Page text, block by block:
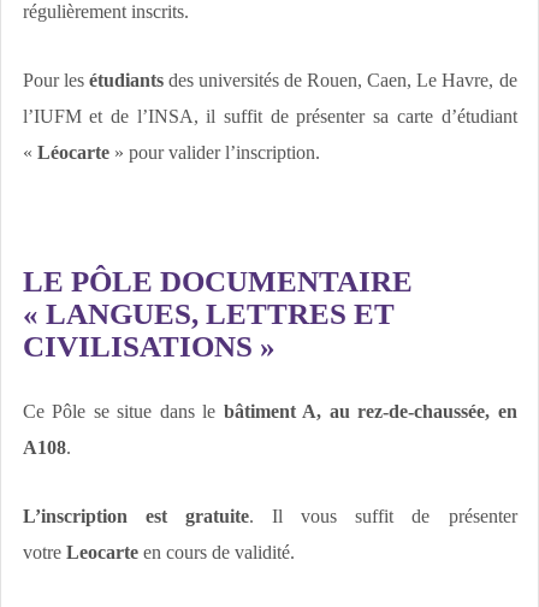
régulièrement inscrits.
Pour les étudiantsdes universités de Rouen, Caen, Le Havre, de
l’IUFM et de l’INSA, il suffit de présenter sa carte d’étudiant
« Léocarte» pour valider l’inscription.
LE PÔLE DOCUMENTAIRE
« LANGUES, LETTRES ET
CIVILISATIONS »
Ce Pôle se situe dans le bâtiment A, au rez-de-chaussée, en
A108.
L’inscription est gratuite. Il vous suffit de présenter
votre Leocarteen cours de validité.